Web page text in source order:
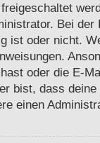
Bei der
ist oder nicht.
oder die E-
bist, dass
einen